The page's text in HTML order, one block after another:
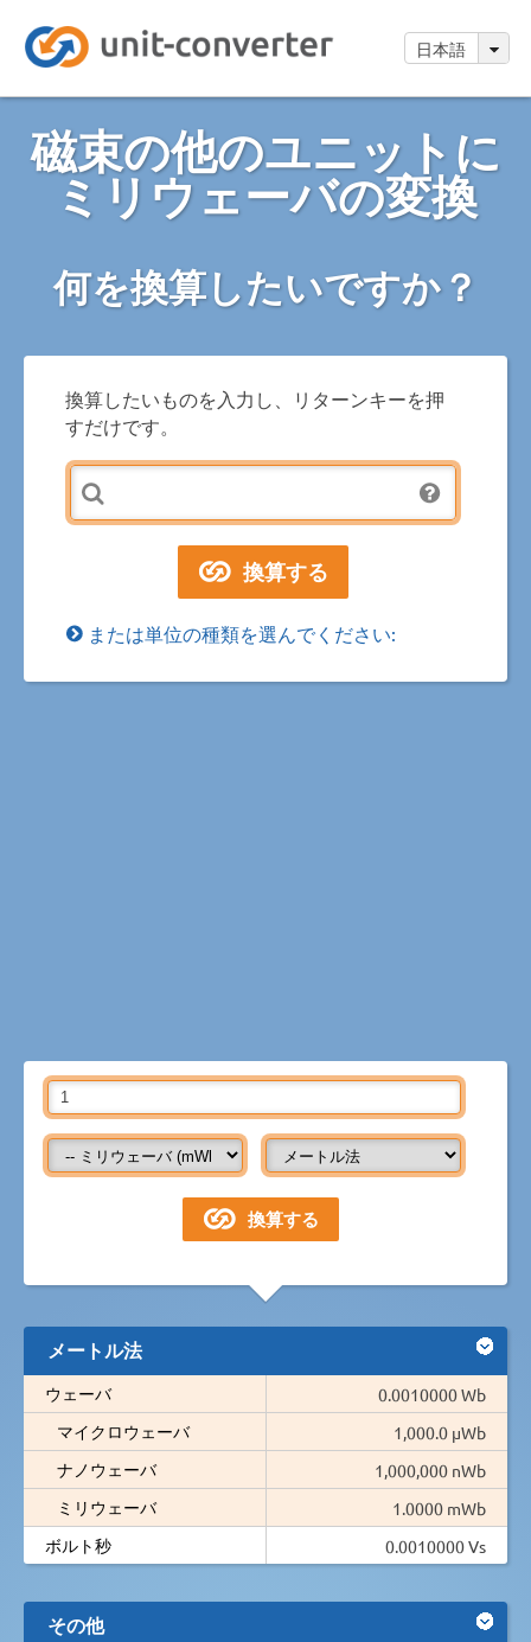
日本語
磁束の他のユニットに
ミリウェーバの変換
何を換算したいですか？
換算したいものを入力し、リターンキーを押
すだけです。
または単位の種類を選んでください:
メートル法
ウェーバ
0.0010000 Wb
マイクロウェーバ
1,000.0 µWb
ナノウェーバ
1,000,000 nWb
ミリウェーバ
1.0000 mWb
ボルト秒
0.0010000 Vs
その他